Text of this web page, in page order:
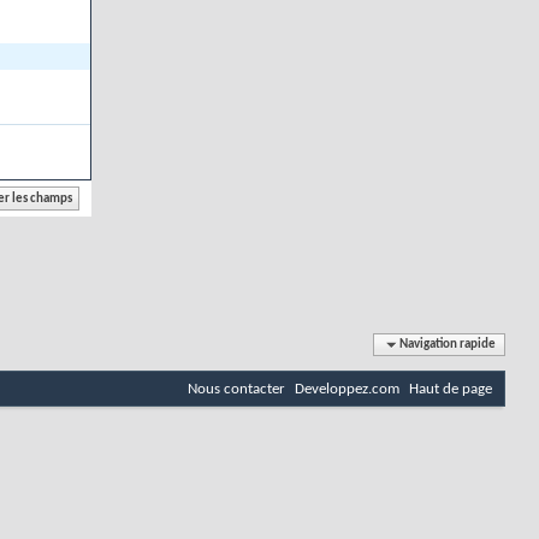
Navigation rapide
Nous contacter Developpez.com Haut de page